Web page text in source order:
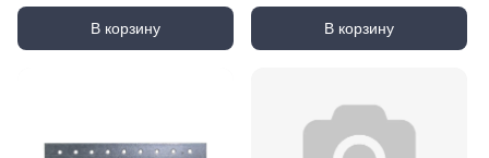
В корзину В корзину